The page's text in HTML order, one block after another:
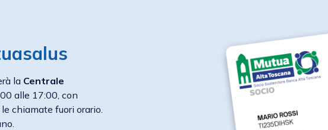
la Centrale
alle 17:00, con
chiamate fuori orario.